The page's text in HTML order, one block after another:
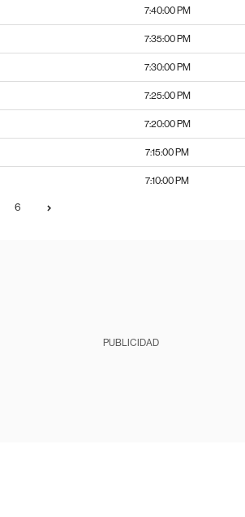
7:40:00 PM
7:35:00 PM
7:30:00 PM
7:25:00 PM
7:20:00 PM
7:15:00 PM
7:10:00 PM
6
PUBLICIDAD